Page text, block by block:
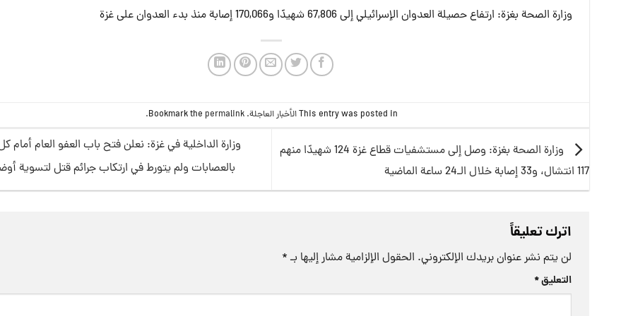
وزارة الصحة بغزة: ارتفاع حصيلة العدوان الإسرائيلي إلى 67,806 شهيدًا و170,066 إصابة منذ بدء العدوان على غزة
This entry was posted inالأخبار العاجلة. Bookmark the
permalink
.
وزارة الصحة بغزة: وصل إلى مستشفيات قطاع غزة 124 شهيدًا منهم
117 انتشال، و33 إصابة خلال الـ24 ساعة الماضية
وزارة الداخلية في غزة: نعلن فتح باب العفو العام أمام
بالعصابات ولم يتورط في ارتكاب جرائم قتل لتسوية
اترك تعليقاً
لن يتم نشر عنوان بريدك الإلكتروني. الحقول الإلزامية مشار إليها بـ *
التعليق*